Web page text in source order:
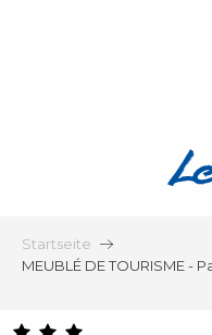
Startseite
MEUBLÉ DE TOURISME -